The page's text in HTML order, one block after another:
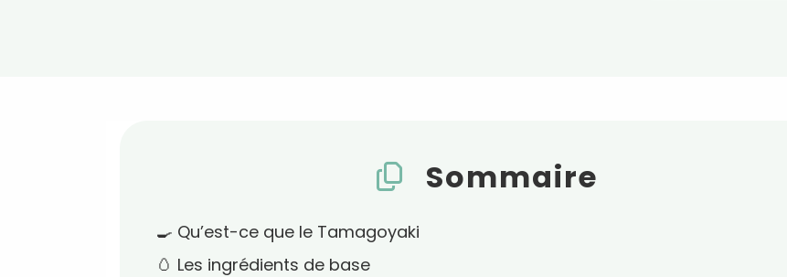
Sommaire
🍳 Qu’est-ce que le Tamagoyaki
🥚 Les ingrédients de base